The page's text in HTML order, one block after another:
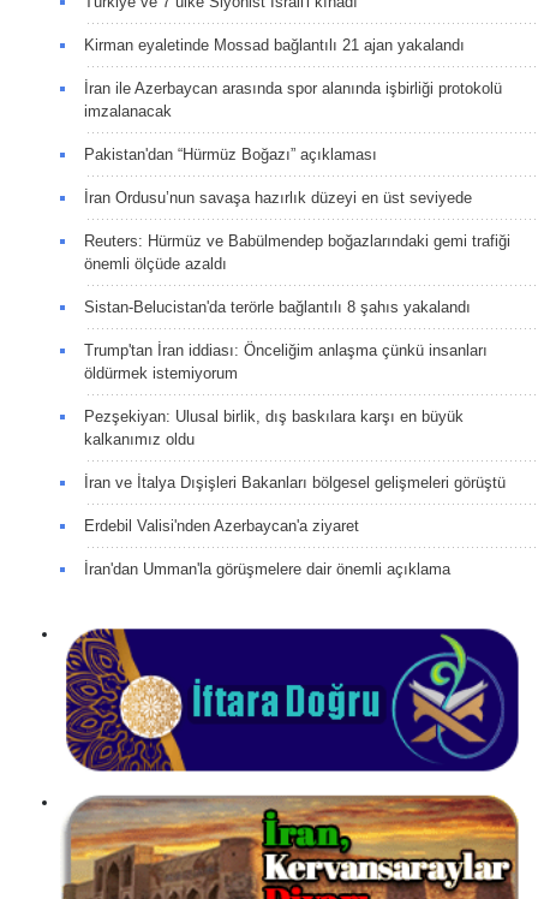
Kirman eyaletinde Mossad bağlantılı 21 ajan yakalandı
İran ile Azerbaycan arasında spor alanında işbirliği protokolü
imzalanacak
Pakistan'dan “Hürmüz Boğazı” açıklaması
İran Ordusu’nun savaşa hazırlık düzeyi en üst seviyede
Reuters: Hürmüz ve Babülmendep boğazlarındaki gemi trafiği
önemli ölçüde azaldı
Sistan-Belucistan'da terörle bağlantılı 8 şahıs yakalandı
Trump'tan İran iddiası: Önceliğim anlaşma çünkü insanları
öldürmek istemiyorum
Pezşekiyan: Ulusal birlik, dış baskılara karşı en büyük
kalkanımız oldu
İran ve İtalya Dışişleri Bakanları bölgesel gelişmeleri görüştü
Erdebil Valisi'nden Azerbaycan'a ziyaret
İran'dan Umman'la görüşmelere dair önemli açıklama